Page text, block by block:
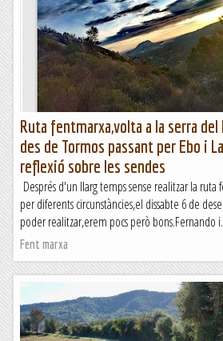
Ruta fentmarxa,volta a la serra del
des de Tormos passant per Ebo i
reflexió sobre les sendes
Després d'un llarg temps sense realitzar la ruta
per diferents circunstàncies,el dissabte 6 de
poder realitzar,erem pocs però bons.Fernando
Fent marxa